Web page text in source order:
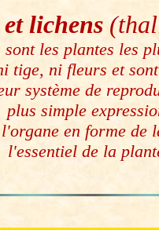
lichens
les plantes les
tige, ni fleurs et
système de
plus simple
en forme de
l'essentiel de la